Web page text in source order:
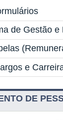
de Gestão e
e
DE